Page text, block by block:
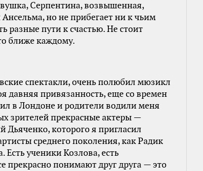
Серпентина, возвышенная,
но не прибегает ни к чьим
разные пути к счастью. Не стоит
ближе каждому.
спектакли, очень полюбил мюзикл
привязанность, еще со времен
в Лондоне и родители водили меня
зрителей прекрасные актеры —
Дьяченко, которого я пригласил
среднего поколения, как Радик
ученики Козлова, есть
прекрасно понимают друг друга — это